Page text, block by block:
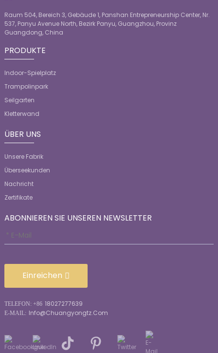
Raum 504, Bereich 3, Gebäude 1, Panshan Entrepreneurship Center, Nr.
537, Panyu Avenue North, Bezirk Panyu, Guangzhou, Provinz
Guangdong, China
PRODUKTE
Indoor-Spielplatz
Trampolinpark
Seilgarten
Kletterwand
ÜBER UNS
Unsere Fabrik
Überseekunden
Nachricht
Zertifikate
ABONNIEREN SIE UNSEREN NEWSLETTER
Einreichen
TELEFON: +86 18027277639
E-MAIL: Info@chuangyongtz.com